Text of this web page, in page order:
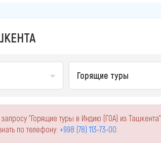
Горящие туры
"Горящие туры в Индию (ГОА) из Ташкента".
по телефону: +998 (78) 113-73-00